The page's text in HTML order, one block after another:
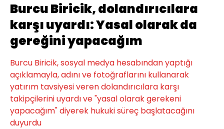
Burcu Biricik, dolandırıcılara
karşı uyardı: Yasal olarak da
gereğini yapacağım
Burcu Biricik, sosyal medya hesabından yaptığı
açıklamayla, adını ve fotoğraflarını kullanarak
yatırım tavsiyesi veren dolandırıcılara karşı
takipçilerini uyardı ve "yasal olarak gerekeni
yapacağım" diyerek hukuki süreç başlatacağını
duyurdu